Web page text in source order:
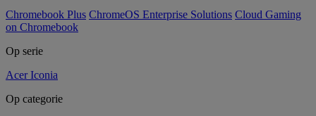
Chromebook Plus ChromeOS Enterprise Solutions Cloud Gaming
on Chromebook
Op serie
Acer Iconia
Op categorie